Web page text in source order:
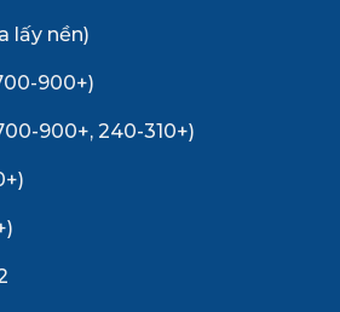
lấy nền)
900+)
900+, 240-310+)